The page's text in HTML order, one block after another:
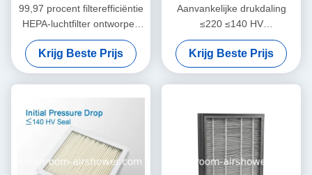
99,97 procent filterefficiëntie
HEPA-luchtfilter ontworpen
voor HEPA-filterbox
Werktemperatuur 80 graden
Celsius
Krijg Beste Prijs
Aanvankelijke drukdaling
≤220 ≤140 HV
Deeltjesluchtfilter 1220 610
150mm Aanpasbare grootte
Industriële
luchtfiltratieoplossing
Krijg Beste Prijs